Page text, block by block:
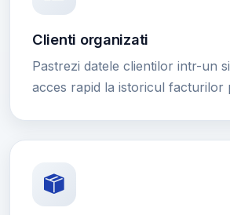
Clienti organizati
Pastrezi datele clientilor intr-un
acces rapid la istoricul facturilor